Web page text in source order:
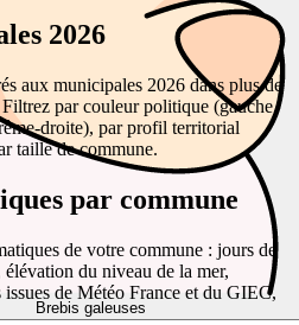
Brebis galeuses
2026
aux municipales 2026 dans plus de
par couleur politique (gauche,
droite), par profil territorial
taille de commune.
par commune
de votre commune : jours de
du niveau de la mer,
issues de Météo France et du GIEC,